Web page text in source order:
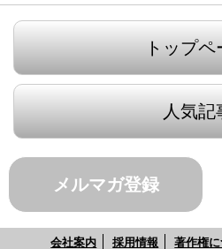
トップペ
人気記
メルマガ登録
会社案内 採用情報 著作権